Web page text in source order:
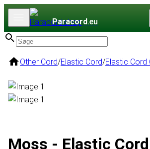
Paracord.eu
Other Cord/Elastic Cord/Elastic Cord
Moss - Elastic